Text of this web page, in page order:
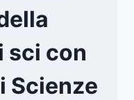
sci con
Scienze